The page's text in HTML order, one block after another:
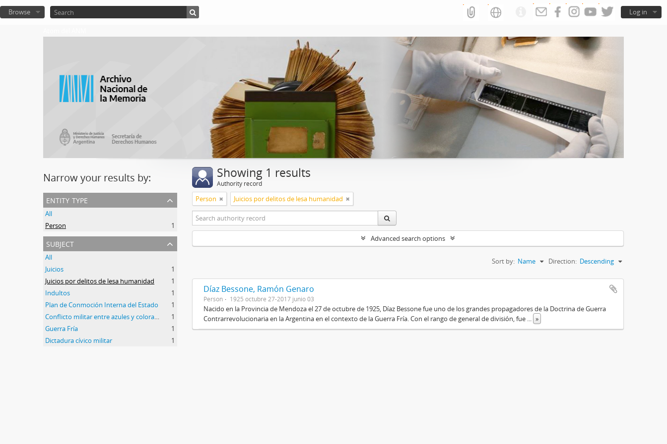
Log in
Browse
Narrow your results by:
entity type
All
Person
1
subject
All
Juicios
1
Juicios por delitos de lesa humanidad
1
Indultos
1
Plan de Conmoción Interna del Estado
1
1
Guerra Fría
1
Dictadura cívico militar
1
Showing 1 results
Authority record
Person Juicios por delitos de lesa humanidad
Advanced search options
Sort by: Name Direction: Descending
Díaz Bessone, Ramón Genaro
Person 1925 octubre 27-2017 junio 03
Nacido en la Provincia de Mendoza el 27 de octubre de 1925, Díaz Bessone fue uno de los grandes propagadores de la Doctrina de Guerra
Contrarrevolucionaria en la Argentina en el contexto de la Guerra Fría. Con el rango de general de división, fue
»